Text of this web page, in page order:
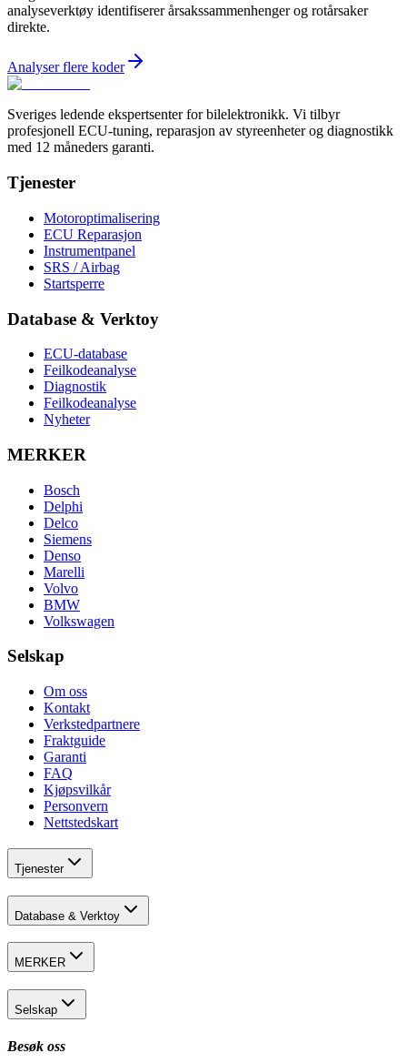
analyseverktøy identifiserer årsakssammenhenger og rotårsaker
direkte.
Analyser flere koder
Sveriges ledende ekspertsenter for bilelektronikk. Vi tilbyr
profesjonell ECU-tuning, reparasjon av styreenheter og diagnostikk
med 12 måneders garanti.
Tjenester
Motoroptimalisering
ECU Reparasjon
Instrumentpanel
SRS / Airbag
Startsperre
Database & Verktoy
ECU-database
Feilkodeanalyse
Diagnostik
Feilkodeanalyse
Nyheter
MERKER
Bosch
Delphi
Delco
Siemens
Denso
Marelli
Volvo
BMW
Volkswagen
Selskap
Om oss
Kontakt
Verkstedpartnere
Fraktguide
Garanti
FAQ
Kjøpsvilkår
Personvern
Nettstedskart
Tjenester
Database & Verktoy
MERKER
Selskap
Besøk oss